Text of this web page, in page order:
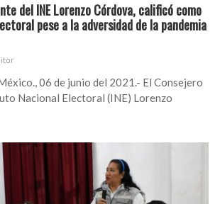
del INE Lorenzo Córdova, calificó como
pese a la adversidad de la pandemia
06 de junio del 2021.- El Consejero
Nacional Electoral (INE) Lorenzo